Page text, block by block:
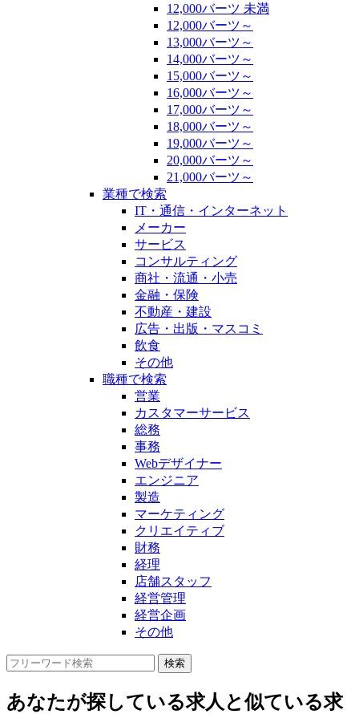
12,000バーツ 未満
12,000バーツ～
13,000バーツ～
14,000バーツ～
15,000バーツ～
16,000バーツ～
17,000バーツ～
18,000バーツ～
19,000バーツ～
20,000バーツ～
21,000バーツ～
業種で検索
IT・通信・インターネット
メーカー
サービス
コンサルティング
商社・流通・小売
金融・保険
不動産・建設
広告・出版・マスコミ
飲食
その他
職種で検索
営業
カスタマーサービス
総務
事務
Webデザイナー
エンジニア
製造
マーケティング
クリエイティブ
財務
経理
店舗スタッフ
経営管理
経営企画
その他
あなたが探している求人と似ている求